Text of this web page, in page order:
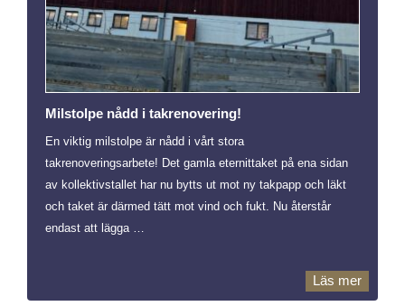
Milstolpe nådd i takrenovering!
En viktig milstolpe är nådd i vårt stora
takrenoveringsarbete! Det gamla eternittaket på ena sidan
av kollektivstallet har nu bytts ut mot ny takpapp och läkt
och taket är därmed tätt mot vind och fukt. Nu återstår
endast att lägga …
Läs mer